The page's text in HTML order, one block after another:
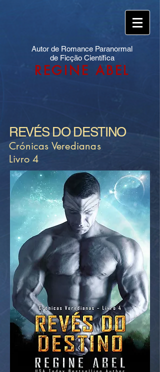
Autor de Romance Paranormal
de Ficção Científica
REGINE ABEL
REVÉS DO DESTINO
Crónicas Veredianas
Livro 4